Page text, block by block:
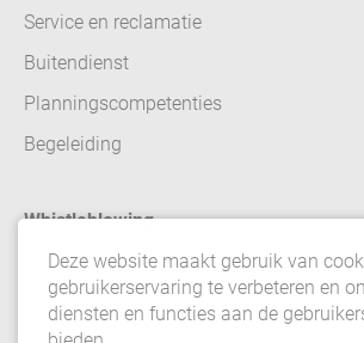
Service en reclamatie
Buitendienst
Planningscompetenties
Begeleiding
Whistleblowing
Contact
Colofon
Deze website maakt gebruik van
gebruikerservaring te verbeteren en
diensten en functies aan de